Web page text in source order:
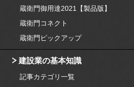
蔵衛門御用達2021【製品版】
蔵衛門コネクト
蔵衛門ピックアップ
建設業の基本知識
記事カテゴリ一覧